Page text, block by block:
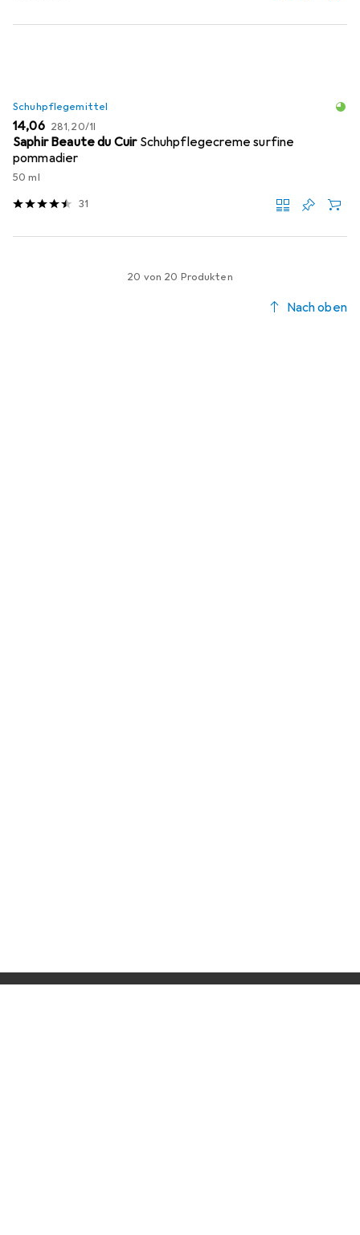
Schuhpflegemittel
EUR
14,06 EUR
281,20/1l
Saphir Beaute du Cuir Schuhpflegecreme surfine
pommadier
50 ml
31
20 von 20 Produkten
Nach oben